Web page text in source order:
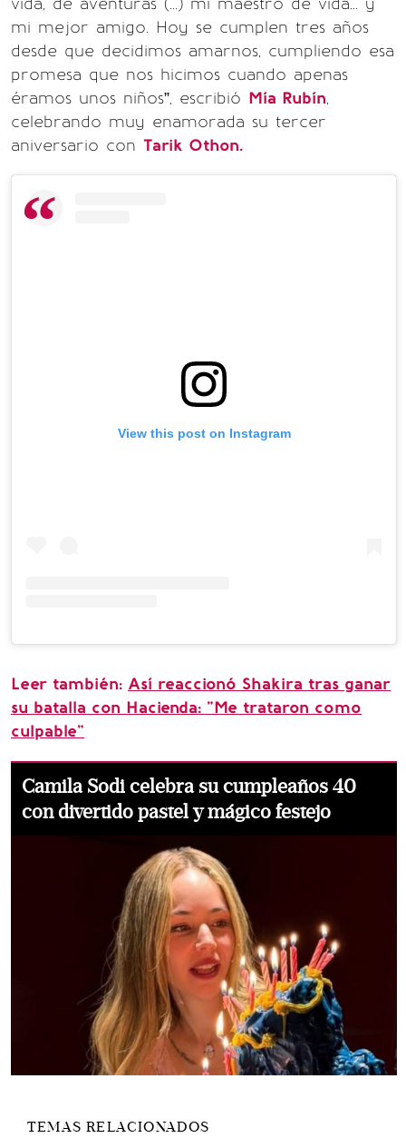
mi mejor amigo. Hoy se cumplen tres años
desde que decidimos amarnos, cumpliendo esa
promesa que nos hicimos cuando apenas
éramos unos niños”, escribió Mía Rubín,
celebrando muy enamorada su tercer
aniversario con Tarik Othon.
View this post on Instagram
Leer también: Así reaccionó Shakira tras ganar
su batalla con Hacienda: "Me trataron como
culpable"
Camila Sodi celebra su cumpleaños 40
con divertido pastel y mágico festejo
TEMAS RELACIONADOS